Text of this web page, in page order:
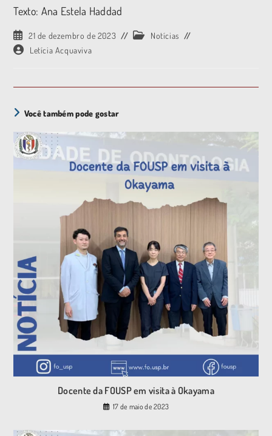
Texto: Ana Estela Haddad
21 de dezembro de 2023
Notícias
Letícia Acquaviva
Você também pode gostar
Docente da FOUSP em visita à Okayama
17 de maio de 2023